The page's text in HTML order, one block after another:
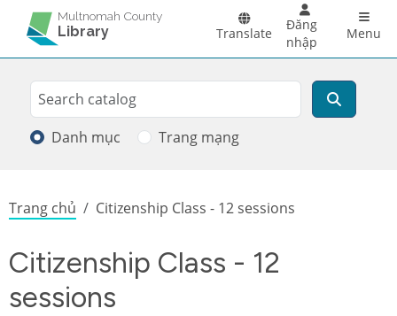
Skip to main content
Multnomah County
Library Translate
Đăng
nhập
Menu
Search
Tìm kiếm
Danh mục Trang mạng
Breadcrumb
Trang chủ Citizenship Class - 12 sessions
Citizenship Class - 12
sessions